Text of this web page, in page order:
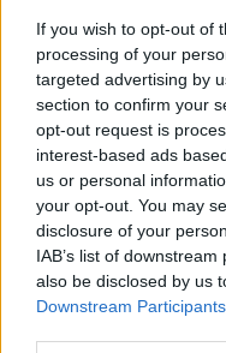
If you wish to opt-out of
processing of your
targeted advertising by
section to confirm your
opt-out request is
interest-based ads
us or personal
your opt-out. You may
disclosure of your
IAB’s list of
also be disclosed by us
Downstream Participants
Ciao Patrizio.
Franco Bonciani
Se vuoi leggere le notizie
Newsletter QUInews -
alle 20:00 direttamente
Basta cliccareQUI